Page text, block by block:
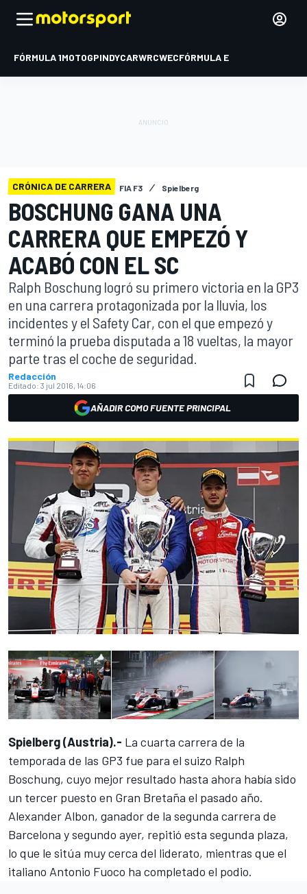
FÓRMULA 1MOTOGPINDYCARWRCWECFÓRMULA E
CRÓNICA DE CARRERA FIA F3 Spielberg
BOSCHUNG GANA UNA
CARRERA QUE EMPEZÓ Y
ACABÓ CON EL SC
Ralph Boschung logró su primero victoria en la GP3
en una carrera protagonizada por la lluvia, los
incidentes y el Safety Car, con el que empezó y
terminó la prueba disputada a 18 vueltas, la mayor
parte tras el coche de seguridad.
Redacción
Editado: 3 jul 2016, 14:06
AÑADIR COMO FUENTE PRINCIPAL
Spielberg (Austria).- La cuarta carrera de la
temporada de las GP3 fue para el suizo Ralph
Boschung, cuyo mejor resultado hasta ahora había sido
un tercer puesto en Gran Bretaña el pasado año.
Alexander Albon, ganador de la segunda carrera de
Barcelona y segundo ayer, repitió esta segunda plaza,
lo que le sitúa muy cerca del liderato, mientras que el
italiano Antonio Fuoco ha completado el podio.